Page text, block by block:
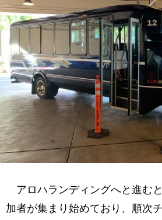
アロハランディングへと進む
加者が集まり始めており、順次